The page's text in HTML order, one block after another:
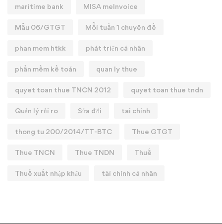
maritime bank MISA meInvoice
Mẫu 06/GTGT Mỗi tuần 1 chuyên đề
phan mem htkk phát triển cá nhân
phần mềm kế toán quan ly thue
quyet toan thue TNCN 2012 quyet toan thue tndn
Quản lý rủi ro Sửa đổi tai chinh
thong tu 200/2014/TT-BTC Thue GTGT
Thue TNCN Thue TNDN Thuế
Thuế xuất nhập khẩu tài chính cá nhân